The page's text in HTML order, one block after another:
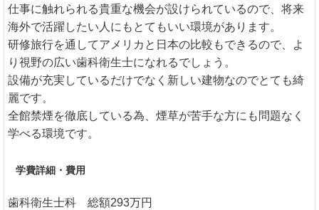
仕事に触れられる貴重な機会が設けられているので、将来
海外で活躍したい人にもとてもいい環境があります。
研修旅行を通してアメリカと日本の比較もできるので、よ
り視野の広い歯科衛生士になれるでしょう。
設備が充実しているだけでなく新しい建物なのでとても綺
麗です。
全館禁煙を徹底している為、煙草が苦手な方にも問題なく
学べる環境です。
学費詳細・費用
歯科衛生士科 総額293万円